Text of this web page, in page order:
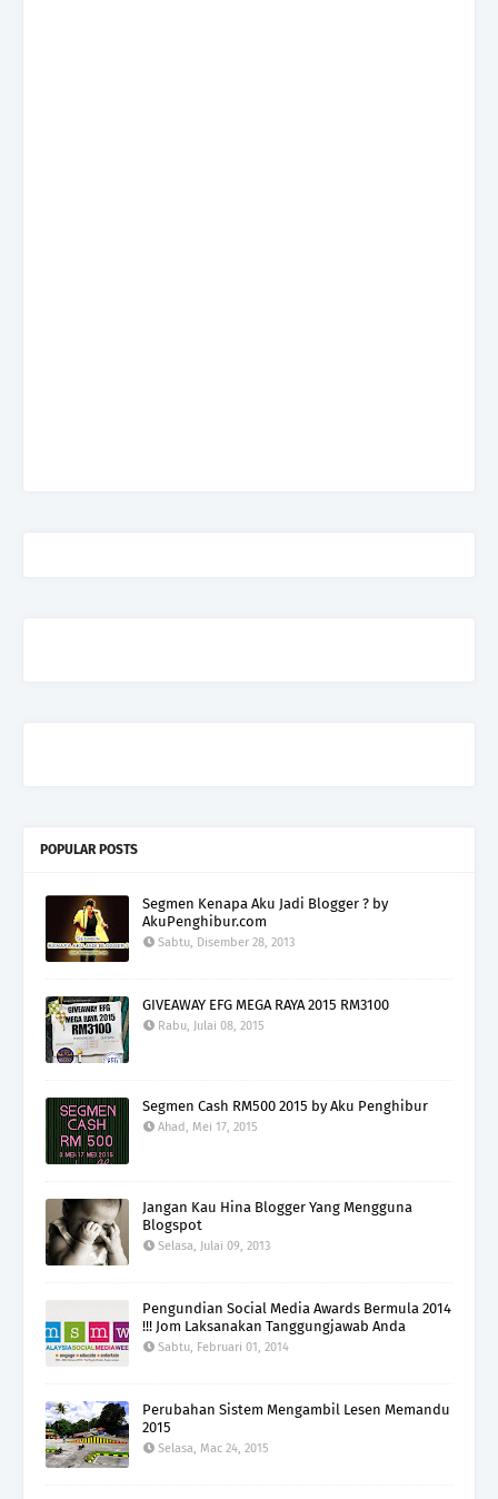
POPULAR POSTS
Segmen Kenapa Aku Jadi Blogger ? by
AkuPenghibur.com
Sabtu, Disember 28, 2013
GIVEAWAY EFG MEGA RAYA 2015 RM3100
Rabu, Julai 08, 2015
Segmen Cash RM500 2015 by Aku Penghibur
Ahad, Mei 17, 2015
Jangan Kau Hina Blogger Yang Mengguna
Blogspot
Selasa, Julai 09, 2013
Pengundian Social Media Awards Bermula 2014
!!! Jom Laksanakan Tanggungjawab Anda
Sabtu, Februari 01, 2014
Perubahan Sistem Mengambil Lesen Memandu
2015
Selasa, Mac 24, 2015